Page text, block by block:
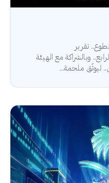
تقرير
للعام الرابع.. وبالشراكة مع الهيئة
ليوثّق ملحمة...